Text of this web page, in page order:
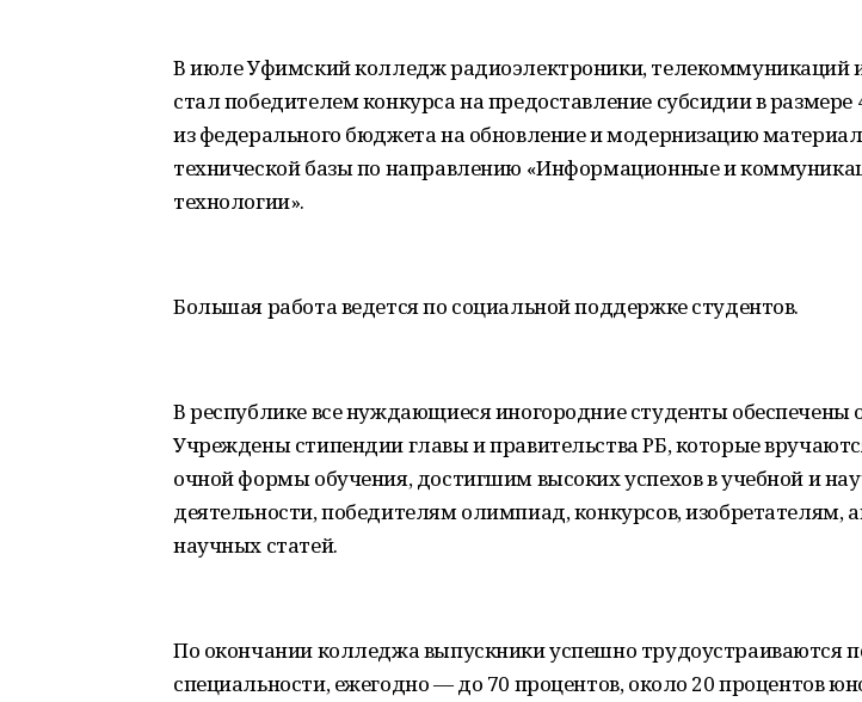
В июле Уфимский колледж радиоэлектроники, телекоммуникаций
стал победителем конкурса на предоставление субсидии в
из федерального бюджета на обновление и модернизацию
технической базы по направлению «Информационные и
технологии».
Большая работа ведется по социальной поддержке студентов.
В республике все нуждающиеся иногородние студенты
Учреждены стипендии главы и правительства РБ, которые
очной формы обучения, достигшим высоких успехов в учебной и
деятельности, победителям олимпиад, конкурсов, изобретателям,
научных статей.
По окончании колледжа выпускники успешно трудоустраиваются
специальности, ежегодно — до 70 процентов, около 20 процентов